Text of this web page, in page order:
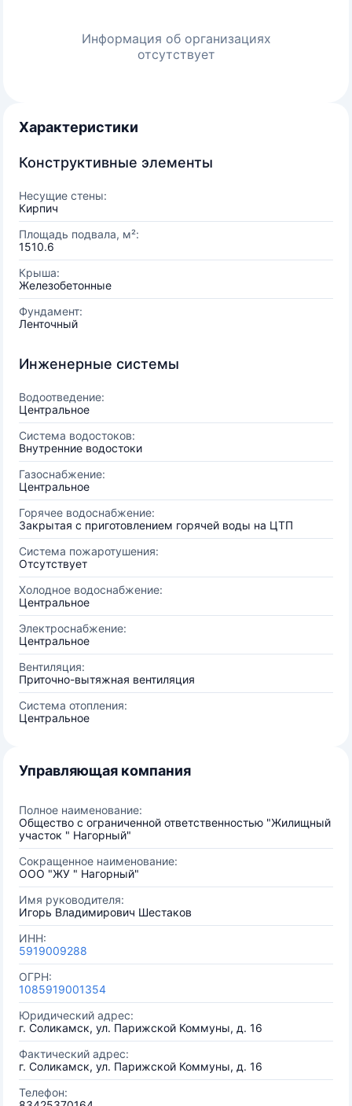
Информация об организациях
отсутствует
Характеристики
Конструктивные элементы
Несущие стены:
Кирпич
Площадь подвала, м²:
1510.6
Крыша:
Железобетонные
Фундамент:
Ленточный
Инженерные системы
Водоотведение:
Центральное
Система водостоков:
Внутренние водостоки
Газоснабжение:
Центральное
Горячее водоснабжение:
Закрытая с приготовлением горячей воды на ЦТП
Система пожаротушения:
Отсутствует
Холодное водоснабжение:
Центральное
Электроснабжение:
Центральное
Вентиляция:
Приточно-вытяжная вентиляция
Система отопления:
Центральное
Управляющая компания
Полное наименование:
Общество с ограниченной ответственностью "Жилищный
участок " Нагорный"
Сокращенное наименование:
ООО "ЖУ " Нагорный"
Имя руководителя:
Игорь Владимирович Шестаков
ИНН:
5919009288
ОГРН:
1085919001354
Юридический адрес:
г. Соликамск, ул. Парижской Коммуны, д. 16
Фактический адрес:
г. Соликамск, ул. Парижской Коммуны, д. 16
Телефон: